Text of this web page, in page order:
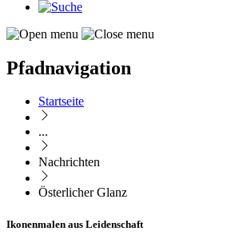
Pfadnavigation
Startseite
...
Nachrichten
Österlicher Glanz
Ikonenmalen aus Leidenschaft